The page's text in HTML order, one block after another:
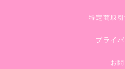
特定商取
プライ
お